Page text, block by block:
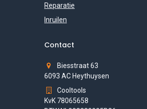
Reparatie
Inruilen
Contact
Biesstraat 63
6093 AC Heythuysen
Cooltools
KvK 78065658